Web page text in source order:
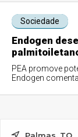
Sociedade
Endogen
PEA promove
Endogen